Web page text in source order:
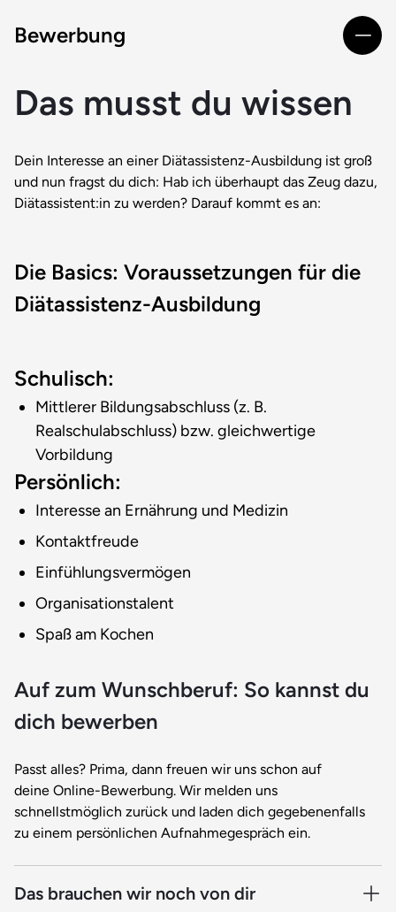
Bewerbung
Das musst du wissen
Dein Interesse an einer Diätassistenz-Ausbildung ist groß
und nun fragst du dich: Hab ich überhaupt das Zeug dazu,
Diätassistent:in zu werden? Darauf kommt es an:
Die Basics: Voraussetzungen für die
Diätassistenz-Ausbildung
Schulisch:
Mittlerer Bildungsabschluss (z. B.
Realschulabschluss) bzw. gleichwertige
Vorbildung
Persönlich:
Interesse an Ernährung und Medizin
Kontaktfreude
Einfühlungsvermögen
Organisationstalent
Spaß am Kochen
Auf zum Wunschberuf: So kannst du
dich bewerben
Passt alles? Prima, dann freuen wir uns schon auf
deine Online-Bewerbung. Wir melden uns
schnellstmöglich zurück und laden dich gegebenenfalls
zu einem persönlichen Aufnahmegespräch ein.
Das brauchen wir noch von dir